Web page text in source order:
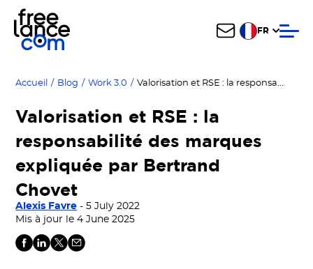
FR
Accueil / Blog / Work 3.0 / Valorisation et RSE : la responsabilité des marques expliquée par Bertrand Chovet
Valorisation et RSE : la
responsabilité des marques
expliquée par Bertrand
Chovet
Alexis Favre - 5 July 2022
Mis à jour le 4 June 2025